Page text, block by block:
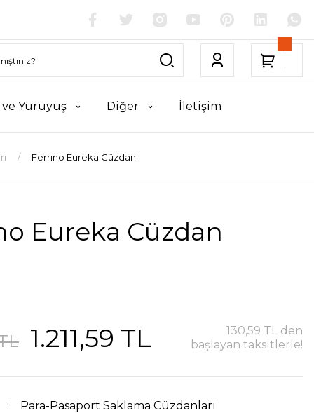
ve Yürüyüş Diğer İletişim
Ferrino Eureka Cüzdan
Eureka Cüzdan
1.211,59 TL
130,59 TL den
başlayan taksitlerle!
Para-Pasaport Saklama Cüzdanları